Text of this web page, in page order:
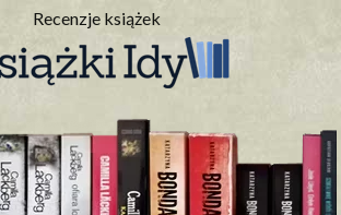
Recenzje książek